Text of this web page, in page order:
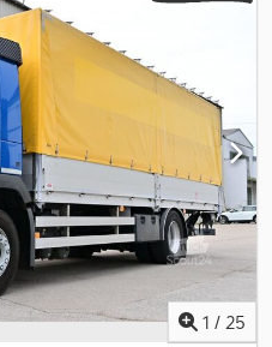
, poziția volanului:
, Caracteristici Tip
Software Eco Cupl - Mod
al vitezei de croazieră
pentru I-Save Frână de
D16-500kW Transmisie
60 tone Motor diesel
de 2500 Nm Baterii: 2 x 210 Ah -
Tip material SCR, EGR și filtru
- compatibilă cu GSR, montată
Locuri: obișnuite Paturi:
cabină I-ParkCool Advanced
Încălzitor de staționare
congelator de 33 de litri,
1 / 25